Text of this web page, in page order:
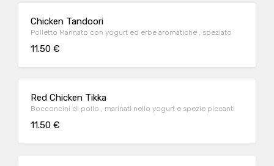
Chicken Tandoori
Polletto Marinato con yogurt ed erbe aromatiche , speziato
11.50 €
Red Chicken Tikka
Bocconcini di pollo , marinati nello yogurt e spezie piccanti
11.50 €